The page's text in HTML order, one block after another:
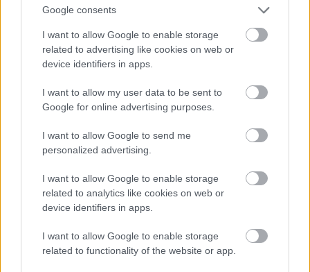
Google consents
I want to allow Google to enable storage
related to advertising like cookies on web or
device identifiers in apps.
I want to allow my user data to be sent to
Google for online advertising purposes.
I want to allow Google to send me
personalized advertising.
I want to allow Google to enable storage
related to analytics like cookies on web or
device identifiers in apps.
I want to allow Google to enable storage
related to functionality of the website or app.
Ez lesz a menő a következő nyári szezonban a
londoni divathét szerint
Fotó: Victor VIRGILE / Europress / Getty
Jön még kép!